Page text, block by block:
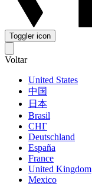
Toggler icon
Voltar
United States
中国
日本
Brasil
СНГ
Deutschland
España
France
United Kingdom
Mexico